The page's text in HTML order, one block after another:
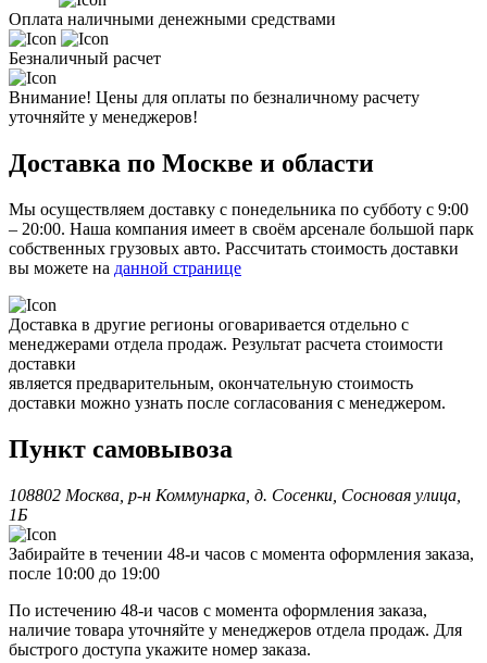
Оплата наличными денежными средствами
Безналичный расчет
Внимание! Цены для оплаты по безналичному расчету
уточняйте у менеджеров!
Доставка по Москве и области
Мы осуществляем доставку с понедельника по субботу с 9:00
– 20:00. Наша компания имеет в своём арсенале большой парк
собственных грузовых авто. Рассчитать стоимость доставки
вы можете на данной странице
Доставка в другие регионы оговаривается отдельно с
менеджерами отдела продаж. Результат расчета стоимости
доставки
является предварительным, окончательную стоимость
доставки можно узнать после согласования с менеджером.
Пункт самовывоза
108802 Москва, р-н Коммунарка, д. Сосенки, Сосновая улица,
1Б
Забирайте в течении 48-и часов с момента оформления заказа,
после 10:00 до 19:00
По истечению 48-и часов с момента оформления заказа,
наличие товара уточняйте у менеджеров отдела продаж. Для
быстрого доступа укажите номер заказа.